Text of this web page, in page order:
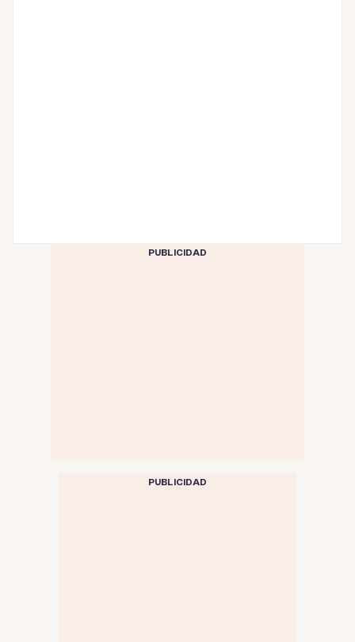
PUBLICIDAD
PUBLICIDAD